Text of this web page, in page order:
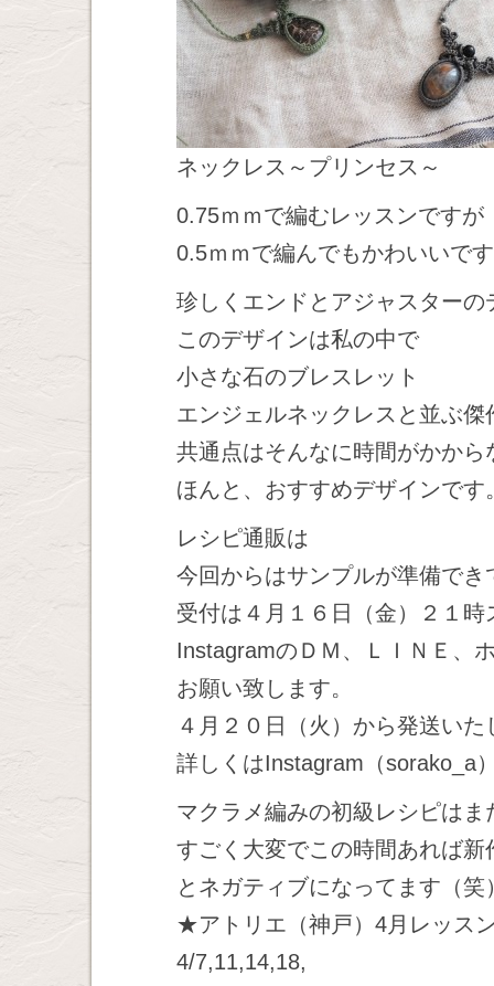
ネックレス～プリンセス～
0.75ｍｍで編むレッスンですが
0.5ｍｍで編んでもかわいいで
珍しくエンドとアジャスター
このデザインは私の中で
小さな石のブレスレット
エンジェルネックレスと並ぶ
共通点はそんなに時間がかから
ほんと、おすすめデザインです
レシピ通販は
今回からはサンプルが準備で
受付は４月１６日（金）２１時
InstagramのＤＭ、ＬＩＮＥ、
お願い致します。
４月２０日（火）から発送いた
詳しくはInstagram（sorako_a
マクラメ編みの初級レシピはま
すごく大変でこの時間あれば
とネガティブになってます（笑
★アトリエ（神戸）4月レッス
4/7,11,14,18,